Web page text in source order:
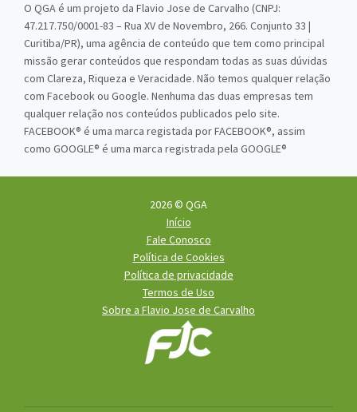
O QGA é um projeto da Flavio Jose de Carvalho (CNPJ:
47.217.750/0001-83 – Rua XV de Novembro, 266. Conjunto 33 |
Curitiba/PR), uma agência de conteúdo que tem como principal
missão gerar conteúdos que respondam todas as suas dúvidas
com Clareza, Riqueza e Veracidade. Não temos qualquer relação
com Facebook ou Google. Nenhuma das duas empresas tem
qualquer relação nos conteúdos publicados pelo site.
FACEBOOK® é uma marca registada por FACEBOOK®, assim
como GOOGLE® é uma marca registrada pela GOOGLE®
2026 © QGA
Início
Fale Conosco
Política de Cookies
Política de privacidade
Termos de Uso
Sobre a Flavio Jose de Carvalho